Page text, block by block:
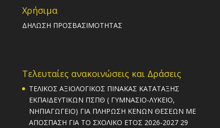
Χρήσιμα
ΔΗΛΩΣΗ ΠΡΟΣΒΑΣΙΜΟΤΗΤΑΣ
Τελευταίες ανακοινώσεις και Δράσεις
ΤΕΛΙΚΟΣ ΑΞΙΟΛΟΓΙΚΟΣ ΠΙΝΑΚΑΣ ΚΑΤΑΤΑΞΗΣ
ΕΚΠΑΙΔΕΥΤΙΚΩΝ ΠΣΠΘ ( ΓΥΜΝΑΣΙΟ-ΛΥΚΕΙΟ,
ΝΗΠΙΑΓΩΓΕΙΟ) ΓΙΑ ΠΛΗΡΩΣΗ ΚΕΝΩΝ ΘΕΣΕΩΝ ΜΕ
ΑΠΟΣΠΑΣΗ ΓΙΑ ΤΟ ΣΧΟΛΙΚΟ ΕΤΟΣ 2026-2027 29